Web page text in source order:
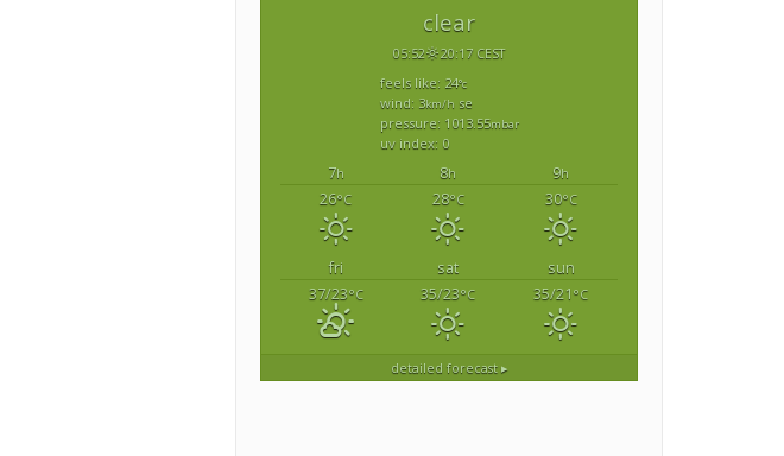
clear
05:52 20:17 CEST
feels like: 24°c
wind: 3km/h se
pressure: 1013.55mbar
uv index: 0
7h 8h 9h
26°C 28°C 30°C
fri sat
sun
37/23°C 35/23°C 35/21 °C
detailed forecast ▸